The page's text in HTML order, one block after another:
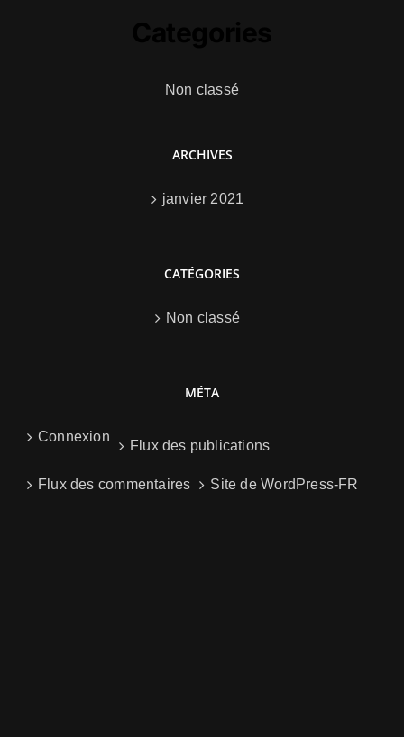
Non classé
ARCHIVES
janvier 2021
CATÉGORIES
Non classé
MÉTA
Connexion
Flux des publications
Flux des commentaires Site de WordPress-FR